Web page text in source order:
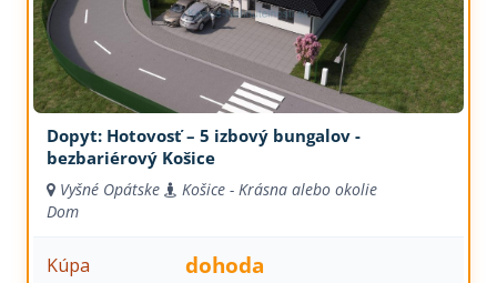
Dopyt: Hotovosť – 5 izbový bungalov -
bezbariérový Košice
Vyšné Opátske
Košice - Krásna alebo okolie
Dom
Kúpa dohoda